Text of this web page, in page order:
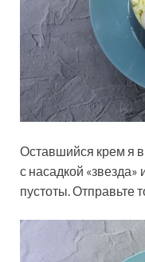
Оставшийся крем я
с насадкой «звезда»
пустоты. Отправьте